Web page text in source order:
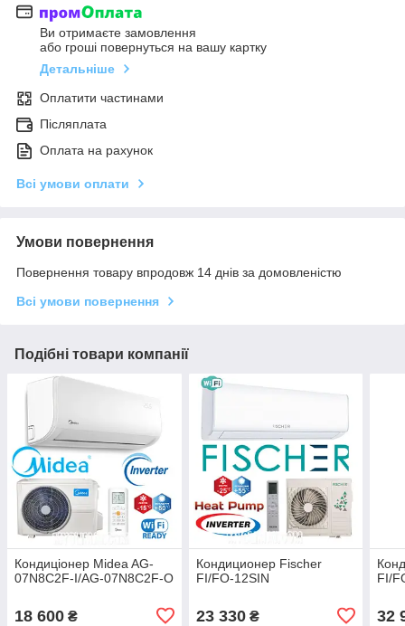
Ви отримаєте замовлення
або гроші повернуться на вашу картку
Детальніше
Оплатити частинами
Післяплата
Оплата на рахунок
Всі умови оплати
Умови повернення
Повернення товару впродовж 14 днів за домовленістю
Всі умови повернення
Подібні товари компанії
Кондиціонер Midea AG-
07N8C2F-I/AG-07N8C2F-O
18 600 ₴
Кондиционер Fischer
FI/FO-12SIN
23 330₴
FI/
32